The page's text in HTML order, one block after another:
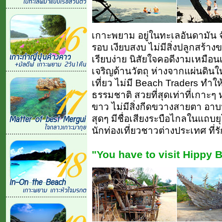
เกาะพยาม อยู่ในทะเลอันดามั
รอบ เงียบสงบ ไม่มีสิ่งปลูกสร้า
เรียบง่าย นิสัยใจคอดีงามเหมือ
เจริญด้านวัตถุ ห่างจากแผ่นดิน
เที่ยว ไม่มี Beach Traders ทำ
ธรรมชาติ สวยที่สุดเท่าที่เกาะ
ขาว ไม่มีสิ่งกีดขวางสายตา อา
สุดๆ มีชื่อเสียงระบือไกลในแถบ
นักท่องเที่ยวชาวต่างประเทศ
"You have to visit Hippy